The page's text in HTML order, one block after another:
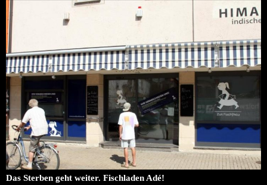
Das Sterben geht weiter. Fischladen Adé!